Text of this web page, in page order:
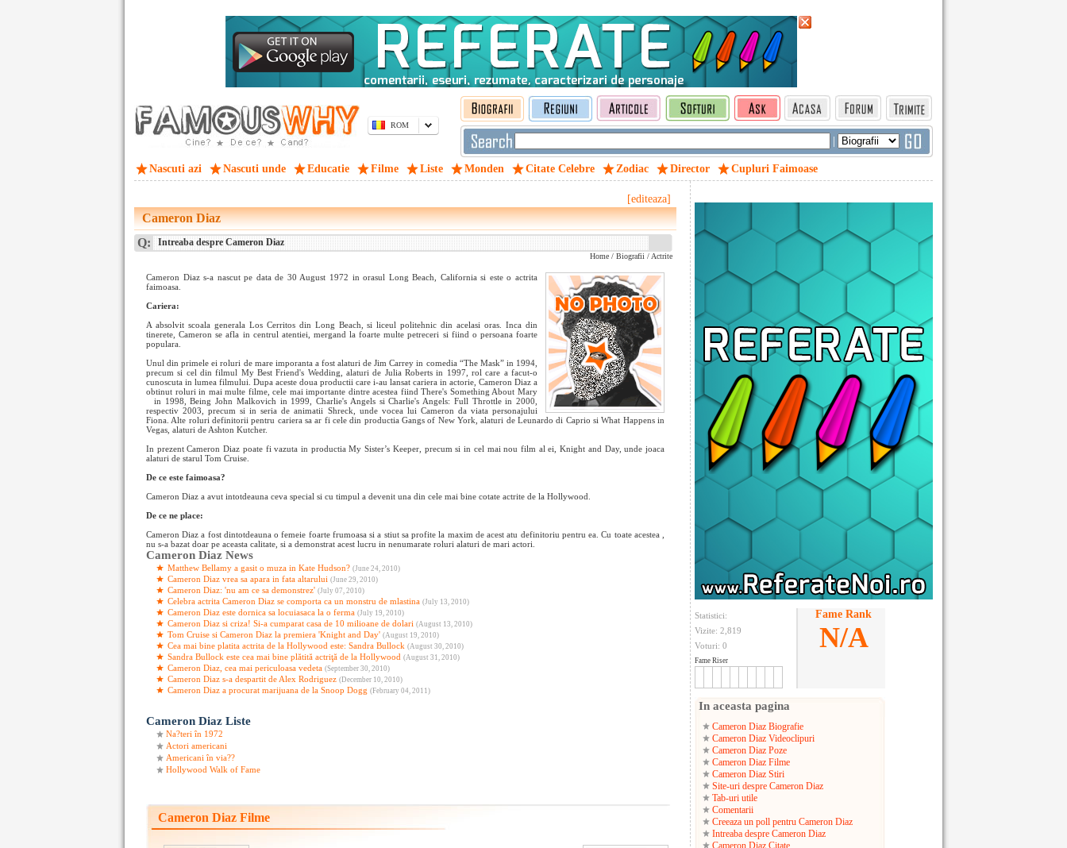
ROM
|
Nascuti azi Nascuti unde Educatie Filme Liste Monden Citate Celebre Zodiac Director Cupluri Faimoase
Statistici:
Vizite: 2,819
Voturi: 0
Fame Riser
Fame Rank
N/A
In aceasta pagina
Cameron Diaz Biografie
Cameron Diaz Videoclipuri
Cameron Diaz Poze
Cameron Diaz Filme
Cameron Diaz Stiri
Site-uri despre Cameron Diaz
Tab-uri utile
Comentarii
Creeaza un poll pentru Cameron Diaz
Intreaba despre Cameron Diaz
Cameron Diaz Citate
[editeaza]
Cameron Diaz
Q: Intreaba despre Cameron Diaz
Home / Biografii / Actrite
Cameron Diaz s-a nascut pe data de 30 August 1972 in orasul Long Beach, California si este o actrita
faimoasa.
Cariera:
A absolvit scoala generala Los Cerritos din Long Beach, si liceul politehnic din acelasi oras. Inca din
tinerete, Cameron se afla in centrul atentiei, mergand la foarte multe petreceri si fiind o persoana foarte
populara.
Unul din primele ei roluri de mare imporanta a fost alaturi de Jim Carrey in comedia “The Mask” in 1994,
precum si cel din filmul My Best Friend's Wedding, alaturi de Julia Roberts in 1997, rol care a facut-o
cunoscuta in lumea filmului. Dupa aceste doua productii care i-au lansat cariera in actorie, Cameron Diaz a
obtinut roluri in mai multe filme, cele mai importante dintre acestea fiind There's Something About Mary
in 1998, BeingJohn Malkovich in 1999, Charlie's Angels si Charlie's Angels: Full Throttle in 2000,
respectiv 2003, precum si in seria de animatii Shreck, unde vocea lui Cameron da viata personajului
Fiona. Alte roluri definitorii pentru cariera sa ar fi cele din productia Gangs of New York, alaturi de Leunardo di Caprio si What Happens in
Vegas, alaturi de Ashton Kutcher.
In prezent Cameron Diaz poate fi vazuta in productia My Sister’s Keeper, precum si in cel mai nou film al ei, Knight and Day, unde joaca
alaturi de starul Tom Cruise.
De ce este faimoasa?
Cameron Diaz a avut intotdeauna ceva special si cu timpul a devenit una din cele mai bine cotate actrite de la Hollywood.
De ce ne place:
Cameron Diaz a fost dintotdeauna o femeie foarte frumoasa si a stiut sa profite la maxim de acest atu definitoriu pentru ea. Cu toate acestea ,
nu s-a bazat doar pe aceasta calitate, si a demonstrat acest lucru in nenumarate roluri alaturi de mari actori.
Cameron Diaz News
Matthew Bellamy a gasit o muza in Kate Hudson? (June 24, 2010)
Cameron Diaz vrea sa apara in fata altarului (June 29, 2010)
Cameron Diaz: 'nu am ce sa demonstrez' (July 07, 2010)
Celebra actrita Cameron Diaz se comporta ca un monstru de mlastina (July 13, 2010)
Cameron Diaz este dornica sa locuiasaca la o ferma (July 19, 2010)
Cameron Diaz si criza! Si-a cumparat casa de 10 milioane de dolari (August 13, 2010)
Tom Cruise si Cameron Diaz la premiera 'Knight and Day' (August 19, 2010)
Cea mai bine platita actrita de la Hollywood este: Sandra Bullock (August 30, 2010)
Sandra Bullock este cea mai bine plătită actriţă de la Hollywood (August 31, 2010)
Cameron Diaz, cea mai periculoasa vedeta (September 30, 2010)
Cameron Diaz s-a despartit de Alex Rodriguez (December 10, 2010)
Cameron Diaz a procurat marijuana de la Snoop Dogg (February 04, 2011)
Cameron Diaz Liste
Na?teri în 1972
Actori americani
Americani în via??
Hollywood Walk of Fame
Cameron Diaz Filme